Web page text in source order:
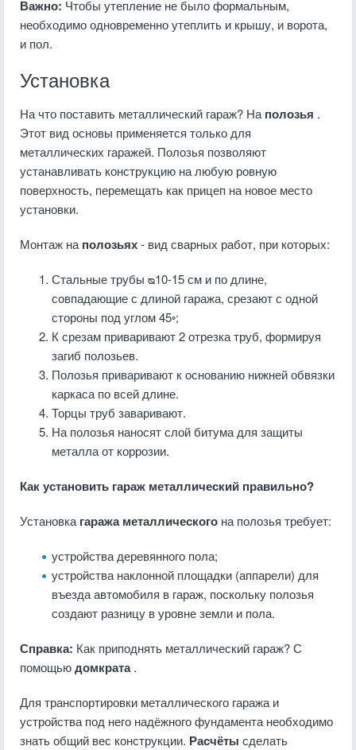
Важно: Чтобы утепление не было формальным,
необходимо одновременно утеплить и крышу, и ворота,
и пол.
Установка
На что поставить металлический гараж? На полозья .
Этот вид основы применяется только для
металлических гаражей. Полозья позволяют
устанавливать конструкцию на любую ровную
поверхность, перемещать как прицеп на новое место
установки.
Монтаж на полозьях- вид сварных работ, при которых:
Стальные трубы ᴓ10-15 см и по длине,
совпадающие с длиной гаража, срезают с одной
стороны под углом 45◦;
К срезам приваривают 2 отрезка труб, формируя
загиб полозьев.
Полозья приваривают к основанию нижней обвязки
каркаса по всей длине.
Торцы труб заваривают.
На полозья наносят слой битума для защиты
металла от коррозии.
Как установить гараж металлический правильно?
Установка гаража металлического на полозья требует:
устройства деревянного пола;
устройства наклонной площадки (аппарели) для
въезда автомобиля в гараж, поскольку полозья
создают разницу в уровне земли и пола.
Справка: Как приподнять металлический гараж? С
помощьюдомкрата.
Для транспортировки металлического гаража и
устройства под него надёжного фундамента необходимо
знать общий вес конструкции. Расчёты сделать